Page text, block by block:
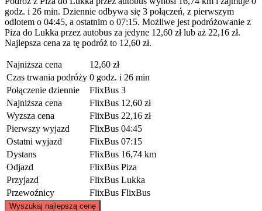
godz. i 26 min. Dziennie odbywa się 3 połączeń, z pierwszym
odlotem o 04:45, a ostatnim o 07:15. Możliwe jest podróżowanie z
Piza do Lukka przez autobus za jedyne 12,60 zł lub aż 22,16 zł.
Najlepsza cena za tę podróż to 12,60 zł.
Najniższa cena
12,60 zł
Czas trwania podróży 0 godz. i 26 min
Połączenie dziennie
FlixBus 3
Najniższa cena
FlixBus 12,60 zł
Wyzsza cena
FlixBus 22,16 zł
Pierwszy wyjazd
FlixBus 04:45
Ostatni wyjazd
FlixBus 07:15
Dystans
FlixBus 16,74 km
Odjazd
FlixBus Piza
Przyjazd
FlixBus Lukka
Przewoźnicy
FlixBus FlixBus
Wyszukaj najlepszą cenę
©CARTO